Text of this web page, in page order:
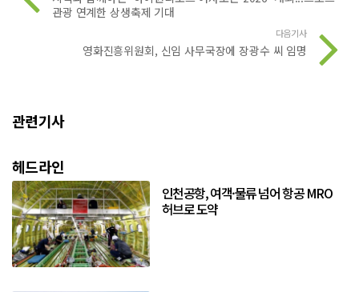
관광 연계한 상생축제 기대
다음기사
영화진흥위원회, 신임 사무국장에 장광수 씨 임명
관련기사
헤드라인
인천공항, 여객·물류 넘어 항공 MRO
허브로 도약